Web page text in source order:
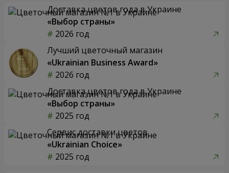
Доставка цветов года в Украине
«Выбор страны»
2026 год
Лучший цветочный магазин
«Ukrainian Business Award»
2026 год
Доставка цветов года в Украине
«Выбор страны»
2025 год
Сервис доставки цветов
«Ukrainian Choice»
2025 год